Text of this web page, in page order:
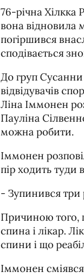
76-річна Хілкка
вона відновила
погіршився
сподівається
До груп
відвідувачів
Ліна Іммонен
Пауліна
можна робити.
Іммонен
пір ходить туди
- Зупинився три
Причиною того,
спина і лікар.
спини і що
Іммонен